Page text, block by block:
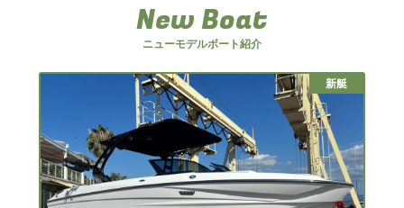
New Boat
ニューモデルボート紹介
新艇